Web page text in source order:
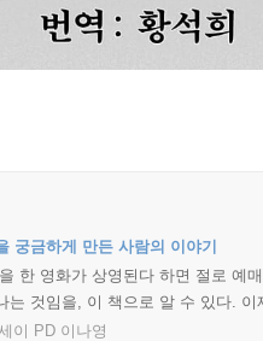
궁금하게 만든 사람의 이야기
한 영화가 상영된다 하면 절로 예
는 것임을, 이 책으로 알 수 있다.
이 PD 이나영